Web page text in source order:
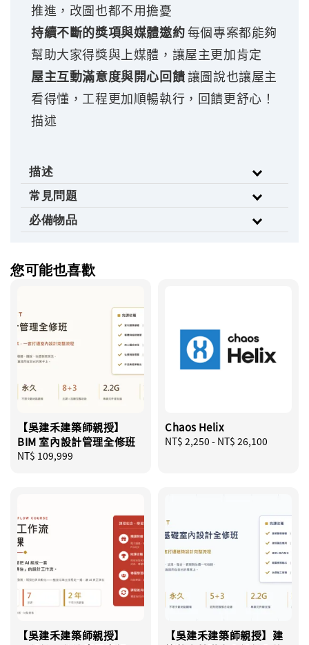
推進，改圖也都不用擔憂
持續不斷的獎項與媒體邀約每個專案都能夠
幫助大家得獎與上媒體，讓屋主更加肯定
屋主互動滿意度與開心回饋讓圖說也讓屋主
看得懂，工程更加順暢執行，回饋更舒心！
描述
描述
常見問題
必備物品
您可能也喜歡
【吳建禾建築師親授】
BIM 室內設計管理全修班
Regular
NT$ 109,999
Chaos Helix
Regular
NT$ 2,250 - NT$ 26,100
【吳建禾建築師親授】
【吳建禾建築師親授】建